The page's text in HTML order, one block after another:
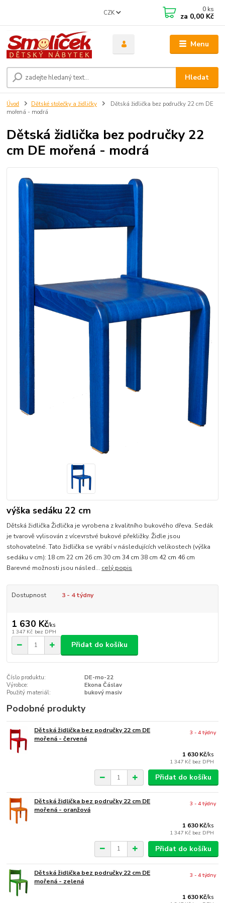
Menu
CZK
Hledat
0 ks
za 0,00 Kč
Úvod Dětské stolečky a židličky
Dětská židlička bez područky 22 cm DE
mořená - modrá
Dětská židlička bez područky 22
cm DE mořená - modrá
výška sedáku 22 cm
Dětská židlička Židlička je vyrobena z kvalitního bukového dřeva. Sedák
je tvarově vylisován z vícevrstvé bukové překližky. Židle jsou
stohovatelné. Tato židlička se vyrábí v následujících velikostech (výška
sedáku v cm): 18 cm 22 cm 26 cm 30 cm 34 cm 38 cm 42 cm 46 cm
Barevné možnosti jsou násled... celý popis
Dostupnost 3 - 4 týdny
1 630 Kč/ks
1 347 Kč bez DPH
Přidat do košíku
Číslo produktu:
DE-mo-22
Výrobce:
Ekona Čáslav
Použitý materiál:
bukový masiv
Podobné produkty
Dětská židlička bez područky 22 cm DE
mořená - červená
1 630 Kč/ks
1 347 Kč bez DPH
3 - 4 týdny
Přidat do košíku
Dětská židlička bez područky 22 cm DE
mořená - oranžová
1 630 Kč/ks
1 347 Kč bez DPH
3 - 4 týdny
Přidat do košíku
Dětská židlička bez područky 22 cm DE
mořená - zelená
1 630 Kč/ks
3 - 4 týdny